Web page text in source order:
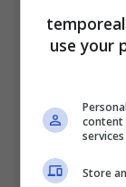
Gaeta /
Piroli,
use your
content
Store